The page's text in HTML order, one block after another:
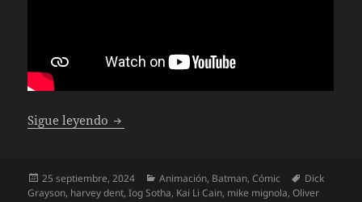
Sigue leyendo Batman: La maldición que cayó sobre
Publicado
el
25 septiembre, 2024 Categorías
Animación, Batman,Cómic Etiquetas
Dick
Grayson, harvey dent,Iog Sotha, Kai Li Cain, mike mignola,Oliver